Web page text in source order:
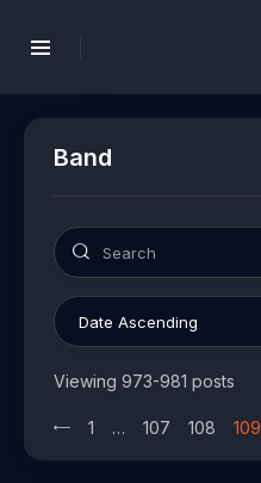
Band
Viewing 973-981 posts
1 … 107 108 109
>